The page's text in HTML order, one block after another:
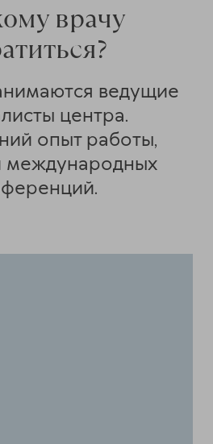
врачу
ведущие
центра.
опыт работы,
международных